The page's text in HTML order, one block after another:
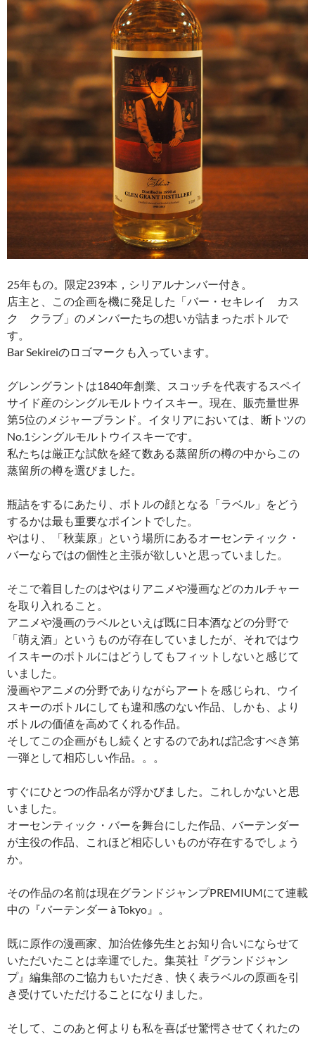
25年もの。限定239本，シリアルナンバー付き。
店主と、この企画を機に発足した「バー・セキレイ カス
ク クラブ」のメンバーたちの想いが詰まったボトルで
す。
Bar Sekireiのロゴマークも入っています。
グレングラントは1840年創業、スコッチを代表するスペイ
サイド産のシングルモルトウイスキー。現在、販売量世界
第5位のメジャーブランド。イタリアにおいては、断トツの
No.1シングルモルトウイスキーです。
私たちは厳正な試飲を経て数ある蒸留所の樽の中からこの
蒸留所の樽を選びました。
瓶詰をするにあたり、ボトルの顔となる「ラベル」をどう
するかは最も重要なポイントでした。
やはり、「秋葉原」という場所にあるオーセンティック・
バーならではの個性と主張が欲しいと思っていました。
そこで着目したのはやはりアニメや漫画などのカルチャー
を取り入れること。
アニメや漫画のラベルといえば既に日本酒などの分野で
「萌え酒」というものが存在していましたが、それではウ
イスキーのボトルにはどうしてもフィットしないと感じて
いました。
漫画やアニメの分野でありながらアートを感じられ、ウイ
スキーのボトルにしても違和感のない作品、しかも、より
ボトルの価値を高めてくれる作品。
そしてこの企画がもし続くとするのであれば記念すべき第
一弾として相応しい作品。。。
すぐにひとつの作品名が浮かびました。これしかないと思
いました。
オーセンティック・バーを舞台にした作品、バーテンダー
が主役の作品、これほど相応しいものが存在するでしょう
か。
その作品の名前は現在グランドジャンプPREMIUMにて連載
中の『バーテンダー à Tokyo』。
既に原作の漫画家、加治佐修先生とお知り合いにならせて
いただいたことは幸運でした。集英社『グランドジャン
プ』編集部のご協力もいただき、快く表ラベルの原画を引
き受けていただけることになりました。
そして、このあと何よりも私を喜ばせ驚愕させてくれたの